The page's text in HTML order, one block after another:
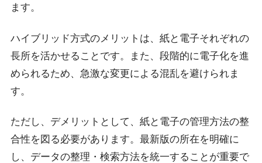
ます。
ハイブリッド方式のメリットは、紙と電子それぞれの
長所を活かせることです。また、段階的に電子化を進
められるため、急激な変更による混乱を避けられま
す。
ただし、デメリットとして、紙と電子の管理方法の整
合性を図る必要があります。最新版の所在を明確に
し、データの整理・検索方法を統一することが重要で